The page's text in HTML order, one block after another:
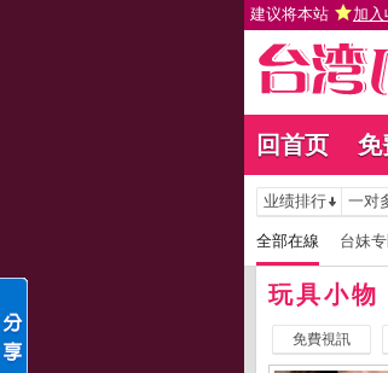
建议将本站 加
回首页 免
业绩排行 一对
全部在線 台妹
玩具小物
免費視訊